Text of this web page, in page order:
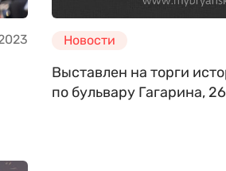
Новости
Выставлен на торги
по бульвару Гагарина, 26